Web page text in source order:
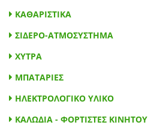
ΚΑΘΑΡΙΣΤΙΚΑ
ΣΙΔΕΡΟ-ΑΤΜΟΣΥΣΤΗΜΑ
ΧΥΤΡΑ
ΜΠΑΤΑΡΙΕΣ
ΗΛΕΚΤΡΟΛΟΓΙΚΟ ΥΛΙΚΟ
ΚΑΛΩΔΙΑ - ΦΟΡΤΙΣΤΕΣ ΚΙΝΗΤΟΥ